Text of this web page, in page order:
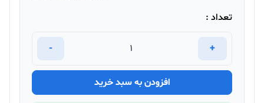
تعداد :
+
-
افزودن به سبد خرید